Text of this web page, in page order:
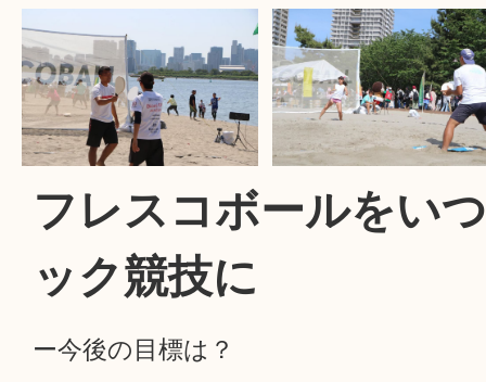
フレスコボールをい
ック競技に
ー今後の目標は？